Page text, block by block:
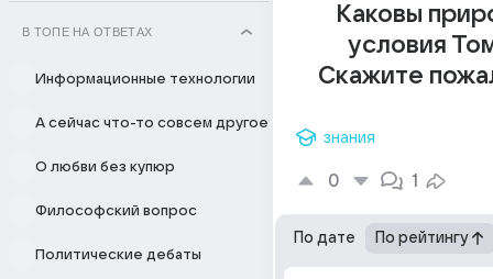
В ТОПЕ НА ОТВЕТАХ
Информационные технологии
А сейчас что-то совсем другое
О любви без купюр
Философский вопрос
Политические дебаты
Каковы
условия
Скажите
знания
0 1
По дате По рейтингу